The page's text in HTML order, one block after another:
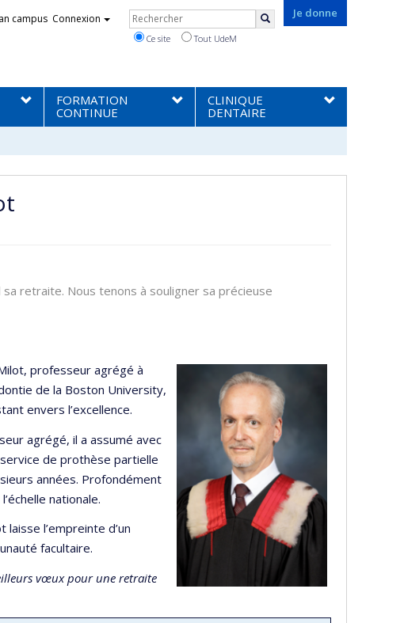
Je donne
campus Connexion Rechercher
Ce site Tout UdeM
FORMATION
CONTINUE
CLINIQUE
DENTAIRE
retraite. Nous tenons à souligner sa précieuse
professeur agrégé à
de la Boston University,
envers l’excellence.
agrégé, il a assumé avec
de prothèse partielle
années. Profondément
nationale.
l’empreinte d’un
facultaire.
vœux pour une retraite